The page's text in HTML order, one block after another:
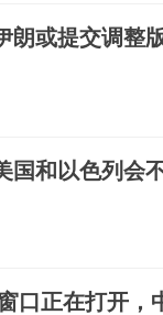
朗或提交调整
国和以色列会
口正在打开，